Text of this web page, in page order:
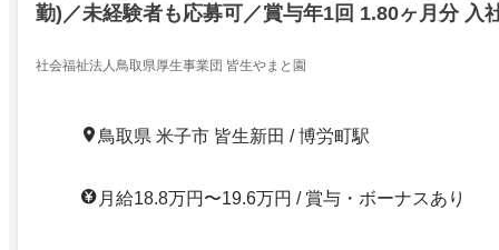
勤)／未経験者も応募可／賞与年1回 1.80ヶ月分 入
入社2年目より支給！／年休120日以上／23829073
社会福祉法人鳥取県厚生事業団 皆生やまと園
鳥取県 米子市 皆生新田 / 博労町駅
月給18.8万円〜19.6万円 / 賞与・ボーナスあり